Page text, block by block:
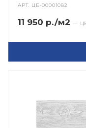
АРТ. ЦБ-00001082
11 950 р./м2 —